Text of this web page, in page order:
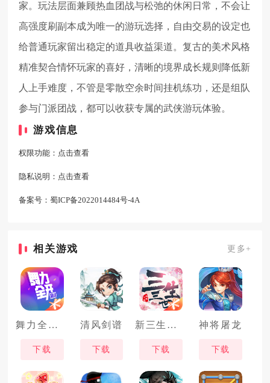
家。玩法层面兼顾热血团战与松弛的休闲日常，不会让
高强度刷副本成为唯一的游玩选择，自由交易的设定也
给普通玩家留出稳定的道具收益渠道。复古的美术风格
精准契合情怀玩家的喜好，清晰的境界成长规则降低新
人上手难度，不管是零散空余时间挂机练功，还是组队
参与门派团战，都可以收获专属的武侠游玩体验。
游戏信息
权限功能： 点击查看
隐私说明： 点击查看
备案号：蜀ICP备2022014484号-4A
相关游戏 更多+
舞力全开派对
下载
清风剑谱
下载
新三生三世十里桃花
下载
神将屠龙
下载